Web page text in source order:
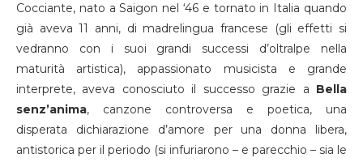
Cocciante, nato a Saigon nel ‘46 e tornato in Italia quando
già aveva 11 anni, di madrelingua francese (gli effetti si
vedranno con i suoi grandi successi d’oltralpe nella
maturità artistica), appassionato musicista e grande
interprete, aveva conosciuto il successo grazie a Bella
senz’anima, canzone controversa e poetica, una
disperata dichiarazione d’amore per una donna libera,
antistorica per il periodo (si infuriarono – e parecchio – sia le